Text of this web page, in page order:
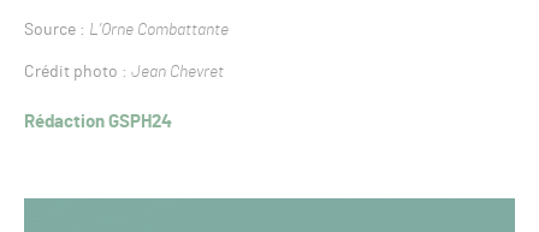
Source : L’Orne Combattante
Crédit photo : Jean Chevret
Rédaction GSPH24